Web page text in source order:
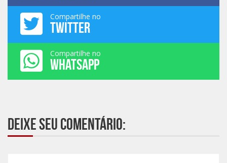
Compartilhe no
TWITTER
Compartilhe no
WHATSAPP
Deixe seu comentário: